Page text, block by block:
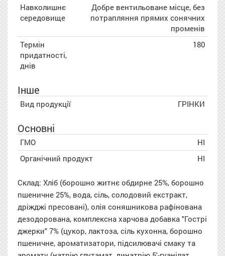
Навколишнє
середовище
Добре вентильоване місце, без
потрапляння прямих сонячних
променів
Термін
придатності,
днів
180
Інше
Вид продукції ГРІНКИ
Основні
ГМО
НІ
Органічний продукт
НІ
Склад: Хліб (борошно житнє обдирне 25%, борошно
пшеничне 25%, вода, сіль, солодовий екстракт,
дріжджі пресовані), олія соняшникова рафінована
дезодорована, комплексна харчова добавка "Гострі
джерки" 7% (цукор, лактоза, сіль кухонна, борошно
пшеничне, ароматизатори, підсилювачі смаку та